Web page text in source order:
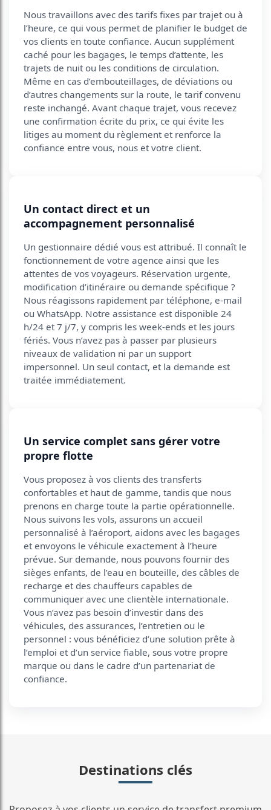
Nous travaillons avec des tarifs fixes par trajet ou à
l’heure, ce qui vous permet de planifier le budget de
vos clients en toute confiance. Aucun supplément
caché pour les bagages, le temps d’attente, les
trajets de nuit ou les conditions de circulation.
Même en cas d’embouteillages, de déviations ou
d’autres changements sur la route, le tarif convenu
reste inchangé. Avant chaque trajet, vous recevez
une confirmation écrite du prix, ce qui évite les
litiges au moment du règlement et renforce la
confiance entre vous, nous et votre client.
Un contact direct et un
accompagnement personnalisé
Un gestionnaire dédié vous est attribué. Il connaît le
fonctionnement de votre agence ainsi que les
attentes de vos voyageurs. Réservation urgente,
modification d’itinéraire ou demande spécifique ?
Nous réagissons rapidement par téléphone, e-mail
ou WhatsApp. Notre assistance est disponible 24
h/24 et 7 j/7, y compris les week-ends et les jours
fériés. Vous n’avez pas à passer par plusieurs
niveaux de validation ni par un support
impersonnel. Un seul contact, et la demande est
traitée immédiatement.
Un service complet sans gérer votre
propre flotte
Vous proposez à vos clients des transferts
confortables et haut de gamme, tandis que nous
prenons en charge toute la partie opérationnelle.
Nous suivons les vols, assurons un accueil
personnalisé à l’aéroport, aidons avec les bagages
et envoyons le véhicule exactement à l’heure
prévue. Sur demande, nous pouvons fournir des
sièges enfants, de l’eau en bouteille, des câbles de
recharge et des chauffeurs capables de
communiquer avec une clientèle internationale.
Vous n’avez pas besoin d’investir dans des
véhicules, des assurances, l’entretien ou le
personnel : vous bénéficiez d’une solution prête à
l’emploi et d’un service fiable, sous votre propre
marque ou dans le cadre d’un partenariat de
confiance.
Destinations clés